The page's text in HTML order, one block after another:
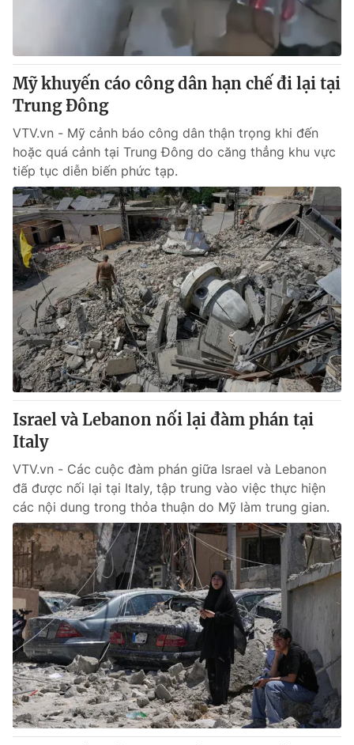
Tư vấn
Chuyên mục khác
Emagazine Podcast
Photo Infographic
Video Shorts video
VTV Money VTV Thể thao
VTV Sức khoẻ Bất động sản
Thị trường 24h Tấm lòng Việt
VTV4 Vươn mình bằng AI
VTV9
Liên hệ tòa soạn English
THỜI BÁO VTV
Theo dõi báo trên
Cơ quan chủ quản:Đài Truyền hình Việt Nam
Cơ quan báo chí:Thời báo VTV
Giấy phép hoạt động báo in và báo điện tử số 483/GP-BTTTT
cấp ngày 29/12/2023
Mỹ khuyến cáo công dân hạn chế đi lại tại
Trung Đông
VTV.vn - Mỹ cảnh báo công dân thận trọng khi đến
hoặc quá cảnh tại Trung Đông do căng thẳng khu vực
tiếp tục diễn biến phức tạp.
Israel và Lebanon nối lại đàm phán tại
Italy
VTV.vn - Các cuộc đàm phán giữa Israel và Lebanon
đã được nối lại tại Italy, tập trung vào việc thực hiện
các nội dung trong thỏa thuận do Mỹ làm trung gian.